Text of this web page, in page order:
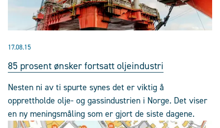
17.08.15
85 prosent ønsker fortsatt oljeindustri
Nesten ni av ti spurte synes det er viktig å
opprettholde olje- og gassindustrien i Norge. Det viser
en ny meningsmåling som er gjort de siste dagene.